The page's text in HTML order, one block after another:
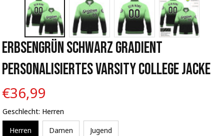
Erbsengrün Schwarz Gradient
Personalisiertes Varsity College Jacke
€36,99
Geschlecht: Herren
Herren Damen Jugend